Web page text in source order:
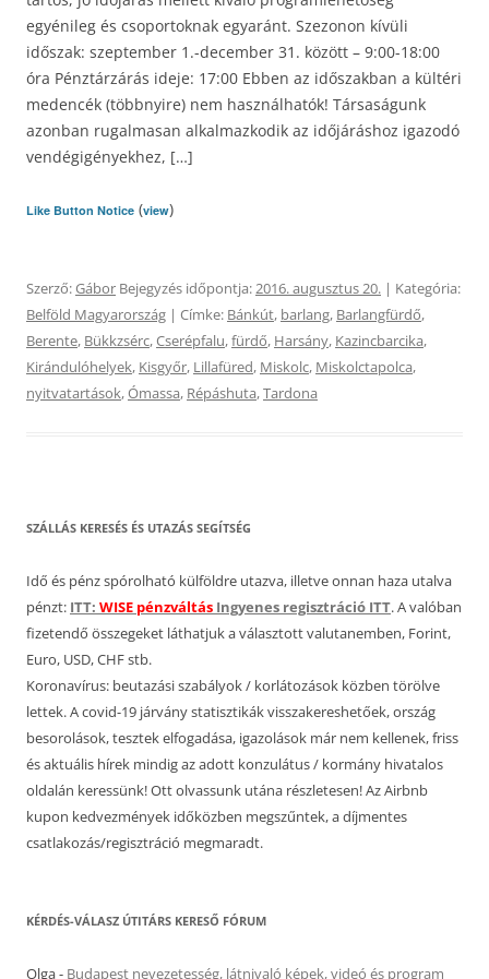
egyénileg és csoportoknak egyaránt. Szezonon kívüli
időszak: szeptember 1.-december 31. között – 9:00-18:00
óra Pénztárzárás ideje: 17:00 Ebben az időszakban a kültéri
medencék (többnyire) nem használhatók! Társaságunk
azonban rugalmasan alkalmazkodik az időjáráshoz igazodó
vendégigényekhez, […]
Like Button Notice (view)
Szerző:Gábor Bejegyzés időpontja:2016. augusztus 20. | Kategória:
Belföld Magyarország | Címke: Bánkút, barlang, Barlangfürdő,
Berente, Bükkzsérc,Cserépfalu,fürdő, Harsány, Kazincbarcika,
Kirándulóhelyek, Kisgyőr, Lillafüred, Miskolc, Miskolctapolca,
nyitvatartások,Ómassa, Répáshuta,Tardona
SZÁLLÁS KERESÉS ÉS UTAZÁS SEGÍTSÉG
Idő és pénz spórolható külföldre utazva, illetve onnan haza utalva
pénzt: ITT: WISE pénzváltás Ingyenes regisztráció ITT. A valóban
fizetendő összegeket láthatjuk a választott valutanemben, Forint,
Euro, USD, CHF stb.
Koronavírus: beutazási szabályok / korlátozások közben törölve
lettek. A covid-19 járvány statisztikák visszakereshetőek, ország
besorolások, tesztek elfogadása, igazolások már nem kellenek, friss
és aktuális hírek mindig az adott konzulátus / kormány hivatalos
oldalán keressünk! Ott olvassunk utána részletesen! Az Airbnb
kupon kedvezmények időközben megszűntek, a díjmentes
csatlakozás/regisztráció megmaradt.
KÉRDÉS-VÁLASZ ÚTITÁRS KERESŐ FÓRUM
Olga- Budapest nevezetesség, látnivaló képek, videó és program